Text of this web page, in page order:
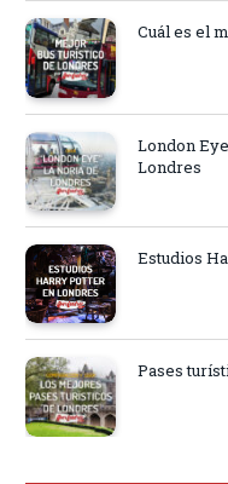
Cuál es el
London
Londres
Estudios
Pases